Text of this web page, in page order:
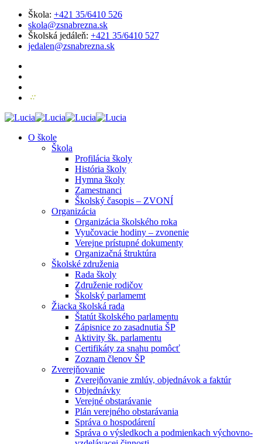
Škola: +421 35/6410 526
skola@zsnabrezna.sk
Školská jedáleň: +421 35/6410 527
jedalen@zsnabrezna.sk
O škole
Škola
Profilácia školy
História školy
Hymna školy
Zamestnanci
Školský časopis – ZVONÍ
Organizácia
Organizácia školského roka
Vyučovacie hodiny – zvonenie
Verejne prístupné dokumenty
Organizačná štruktúra
Školské združenia
Rada školy
Združenie rodičov
Školský parlamemt
Žiacka školská rada
Štatút školského parlamentu
Zápisnice zo zasadnutia ŠP
Aktivity šk. parlamentu
Certifikáty za snahu pomôcť
Zoznam členov ŠP
Zverejňovanie
Zverejňovanie zmlúv, objednávok a faktúr
Objednávky
Verejné obstarávanie
Plán verejného obstarávania
Správa o hospodárení
Správa o výsledkoch a podmienkach výchovno-